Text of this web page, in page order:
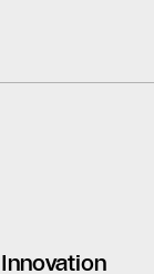
Innovation